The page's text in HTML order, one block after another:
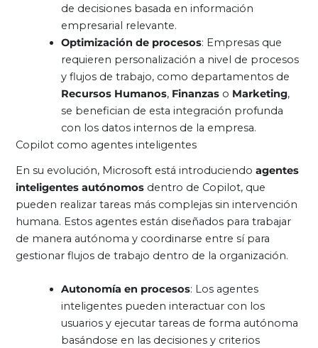
de decisiones basada en información
empresarial relevante.
Optimización de procesos: Empresas que
requieren personalización a nivel de procesos
y flujos de trabajo, como departamentos de
Recursos Humanos, Finanzaso Marketing,
se benefician de esta integración profunda
con los datos internos de la empresa.
Copilot como agentes inteligentes
En su evolución, Microsoft está introduciendo agentes
inteligentes autónomosdentro de Copilot, que
pueden realizar tareas más complejas sin intervención
humana. Estos agentes están diseñados para trabajar
de manera autónoma y coordinarse entre sí para
gestionar flujos de trabajo dentro de la organización.
Autonomía en procesos: Los agentes
inteligentes pueden interactuar con los
usuarios y ejecutar tareas de forma autónoma
basándose en las decisiones y criterios